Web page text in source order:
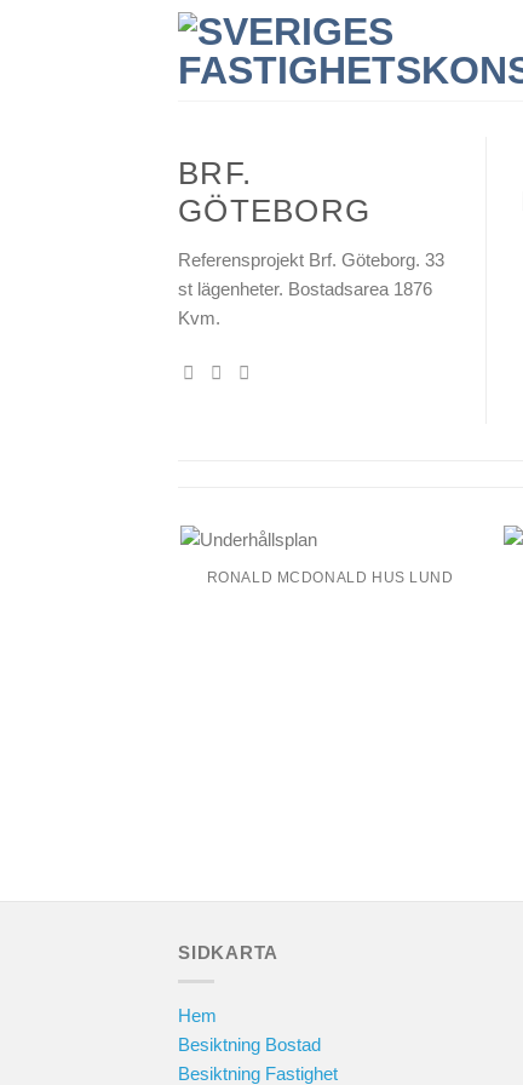
BRF.
GÖTEBORG
Referensprojekt Brf. Göteborg. 33
st lägenheter. Bostadsarea 1876
Kvm.
RONALD MCDONALD HUS LUND
SIDKARTA
Hem
Besiktning Bostad
Besiktning Fastighet